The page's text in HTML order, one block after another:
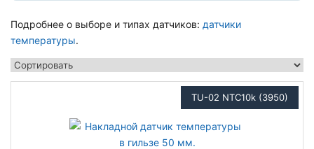
Подробнее о выборе и типах датчиков: датчики
температуры.
TU-02 NTC10k (3950)